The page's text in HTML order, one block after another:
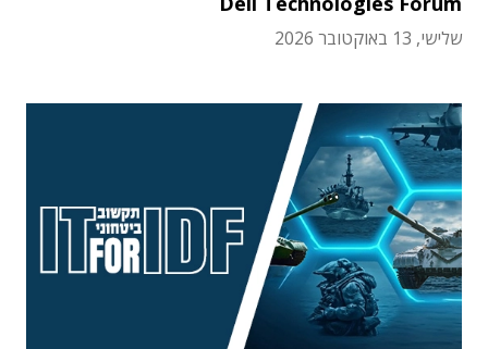
שלישי, 13 באוקטובר 2026